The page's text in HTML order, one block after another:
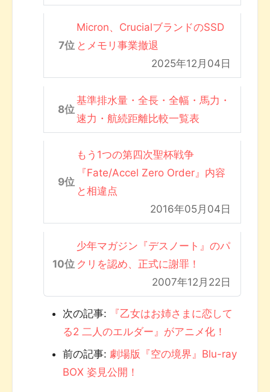
Micron、CrucialブランドのSSD
とメモリ事業撤退
2025年12月04日
基準排水量・全長・全幅・馬力・
速力・航続距離比較一覧表
もう1つの第四次聖杯戦争
『Fate/Accel Zero Order』内容
と相違点
2016年05月04日
少年マガジン『デスノート』のパ
クリを認め、正式に謝罪！
2007年12月22日
次の記事:
『乙女はお姉さまに恋して
る2 二人のエルダー』がアニメ化！
前の記事: 劇場版『空の境界』Blu-ray
BOX 姿見公開！